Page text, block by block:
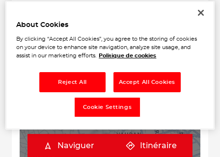
−
Naviguer Itinéraire
About Cookies
By clicking “Accept All Cookies”, you agree to the storing of cookies
on your device to enhance site navigation, analyze site usage, and
assist in our marketing efforts.
Politique de cookies
Reject All Accept All Cookies
Cookie Settings